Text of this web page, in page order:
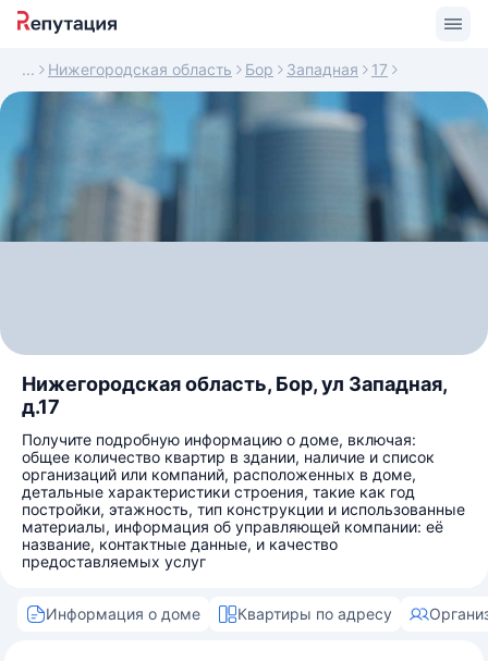
Нижегородская область Бор Западная 17
Нижегородская область, Бор, ул Западная,
д.17
Получите подробную информацию о доме, включая:
общее количество квартир в здании, наличие и список
организаций или компаний, расположенных в доме,
детальные характеристики строения, такие как год
постройки, этажность, тип конструкции и использованные
материалы, информация об управляющей компании: её
название, контактные данные, и качество
предоставляемых услуг
Информация о доме Квартиры по адресу